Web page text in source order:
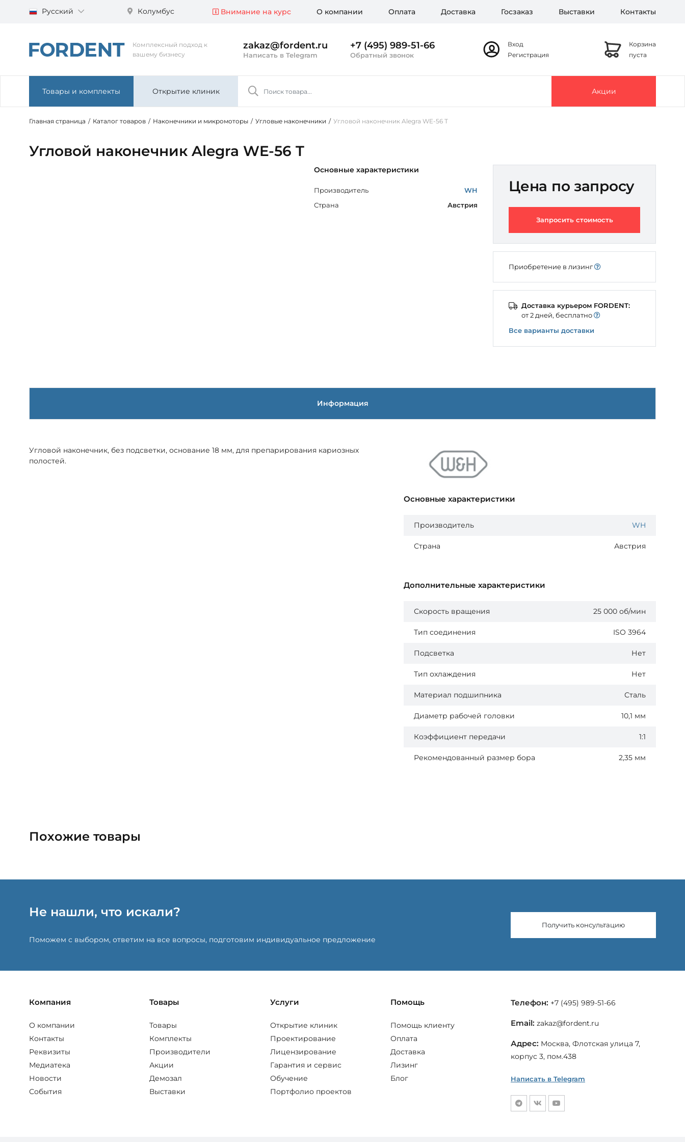
Русский Колумбус Внимание на курс О компании Оплата Доставка Госзаказ Выставки Контакты
Комплексный подход к
вашему бизнесу
zakaz@fordent.ru
Написать в Telegram
+7 (495) 989-51-66
Обратный звонок
Вход
Регистрация
Корзина
пуста
Товары и комплекты Открытие клиник Акции
Главная страница / Каталог товаров / Наконечники и микромоторы / Угловые наконечники / Угловой наконечник Alegra WE-56 T
Угловой наконечник Alegra WE-56 T
Основные характеристики
Производитель
WH
Страна
Австрия
Цена по запросу
Запросить стоимость
Приобретение в лизинг
Доставка курьером FORDENT:
от 2 дней, бесплатно
Все варианты доставки
Информация
Угловой наконечник, без подсветки, основание 18 мм, для препарирования кариозных
полостей.
Основные характеристики
Производитель WH
Страна Австрия
Дополнительные характеристики
Скорость вращения 25 000 об/мин
Тип соединения ISO 3964
Подсветка Нет
Тип охлаждения Нет
Материал подшипника Сталь
Диаметр рабочей головки 10,1 мм
Коэффициент передачи 1:1
Рекомендованный размер бора 2,35 мм
Похожие товары
Не нашли, что искали?
Поможем с выбором, ответим на все вопросы, подготовим индивидуальное предложение
Получить консультацию
Компания
О компании
Контакты
Реквизиты
Медиатека
Новости
События
Товары
Товары
Комплекты
Производители
Акции
Демозал
Выставки
Услуги
Открытие клиник
Проектирование
Лицензирование
Гарантия и сервис
Обучение
Портфолио проектов
Помощь
Помощь клиенту
Оплата
Доставка
Лизинг
Блог
Телефон: +7 (495) 989-51-66
Email: zakaz@fordent.ru
Адрес: Москва, Флотская улица 7,
корпус 3, пом.438
Написать в Telegram